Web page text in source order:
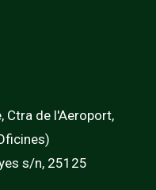
Ctra de l'Aeroport,
s/n, 25125